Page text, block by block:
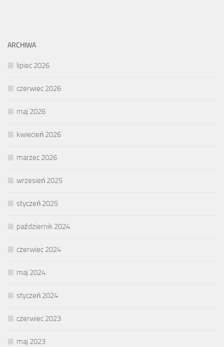
ARCHIWA
lipiec 2026
czerwiec 2026
maj 2026
kwiecień 2026
marzec 2026
wrzesień 2025
styczeń 2025
październik 2024
czerwiec 2024
maj 2024
styczeń 2024
czerwiec 2023
maj 2023